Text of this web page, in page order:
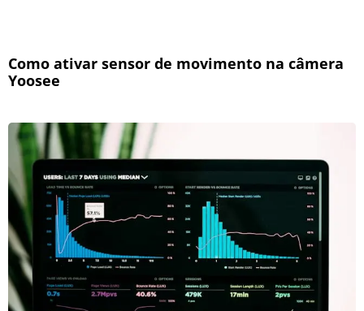
Como ativar sensor de movimento na câmera
Yoosee